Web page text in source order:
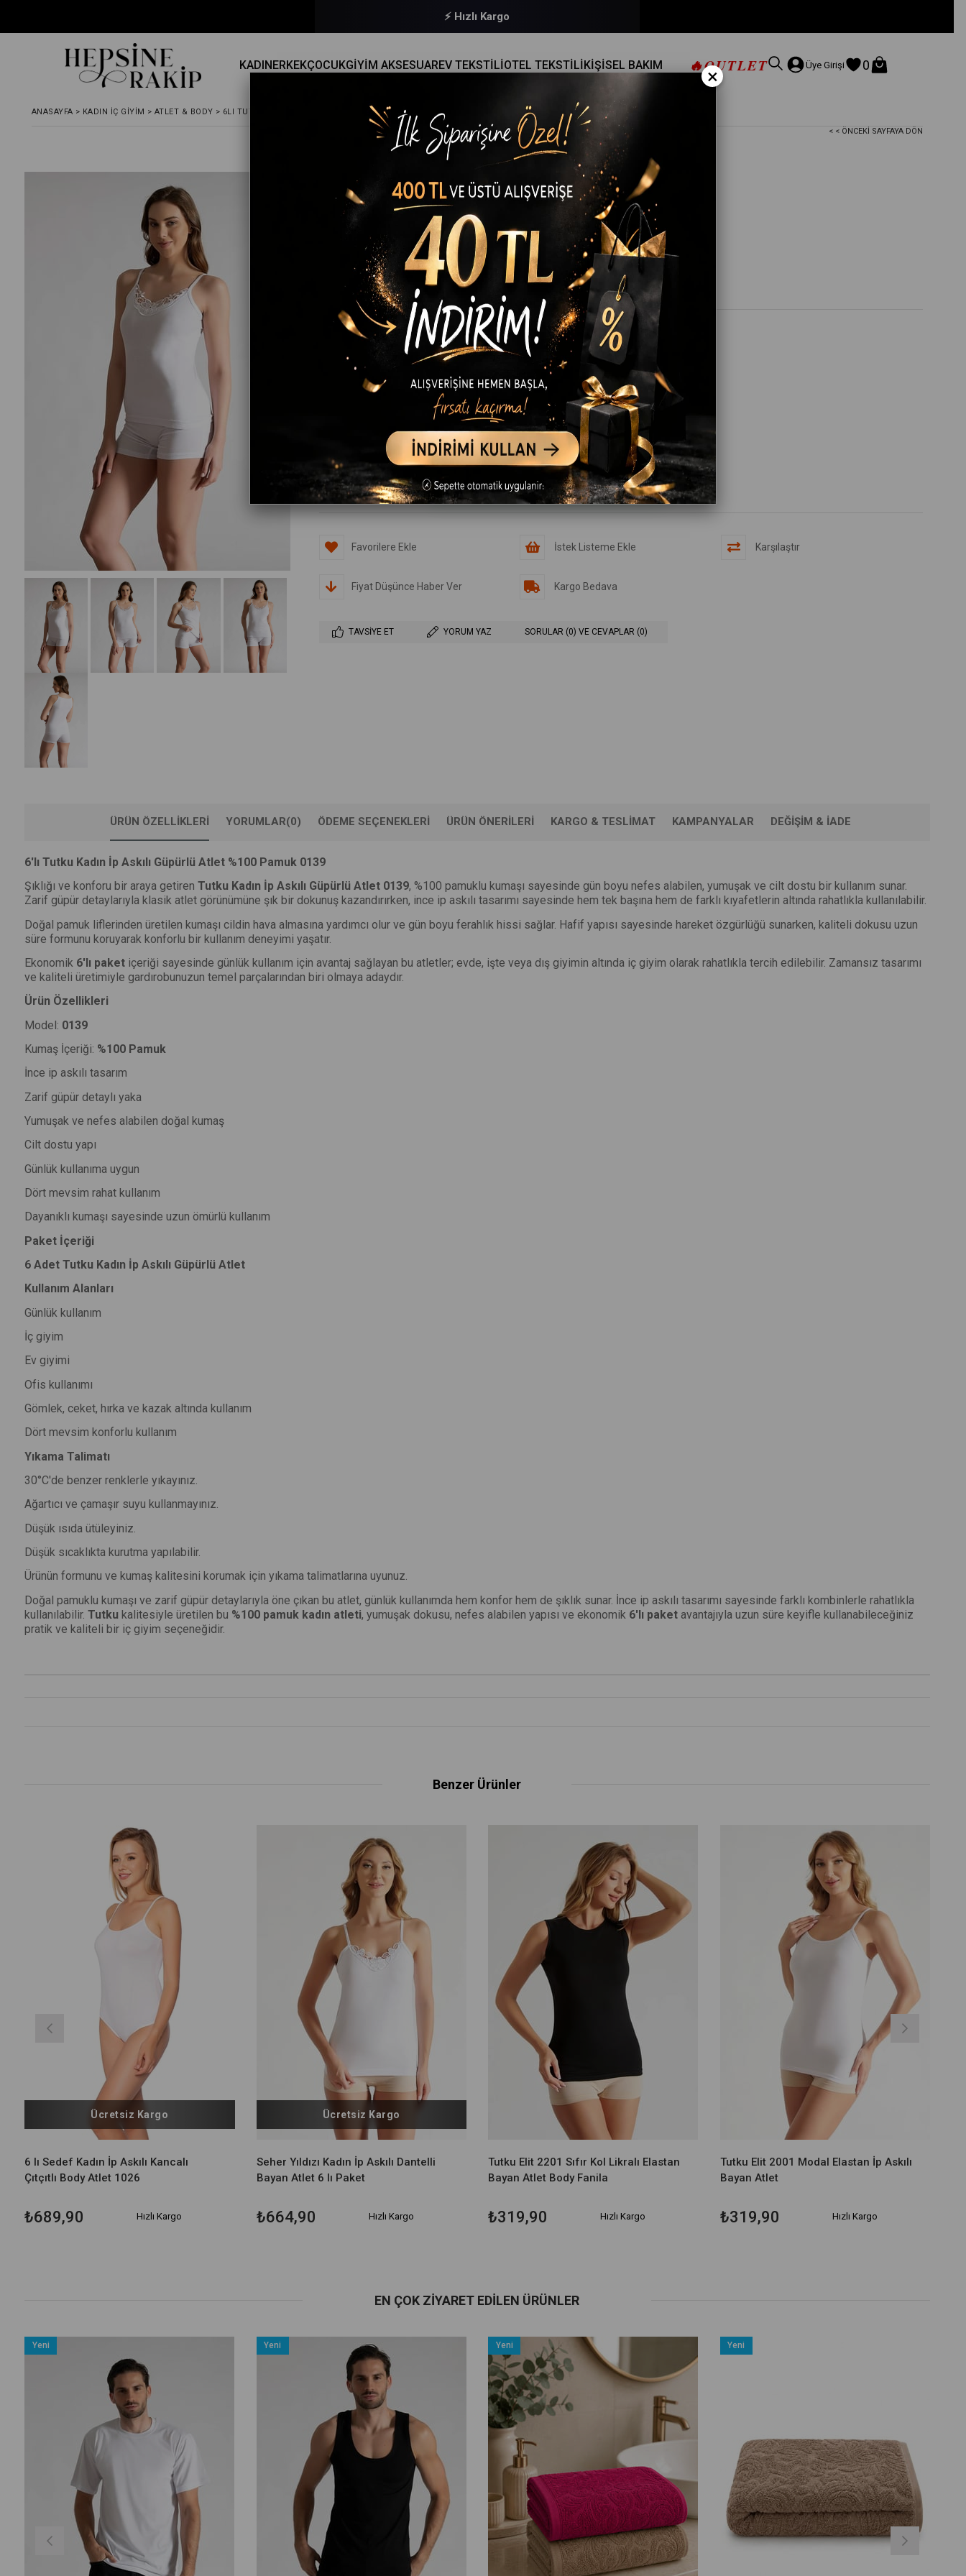
🔒 Güvenli Ödeme
KADINERKEKÇOCUKGİYİM AKSESUAREV TEKSTİLİOTEL TEKSTİLİKİŞİSEL BAKIM 🔥OUTLET Üye Girişi 0
ANASAYFA > KADIN İÇ GIYIM > ATLET & BODY > 6LI TUTKU KADIN İP ASKILI GÜPÜRLÜ ATLET PAMUKLU 0139
< < ÖNCEKI SAYFAYA DÖN
6lı Tutku Kadın İp Askılı Güpürlü Atlet Pamuklu 0139
(T42041-15679)
₺904,90 (KDV Dahil)
Beyaz
L XL XXL 3XL
Favorilere Ekle İstek Listeme Ekle Karşılaştır
Fiyat Düşünce Haber Ver Kargo Bedava
TAVSIYE ET YORUM YAZ SORULAR (0) VE CEVAPLAR (0)
ÜRÜN ÖZELLIKLERI YORUMLAR(0) ÖDEME SEÇENEKLERI ÜRÜN ÖNERILERI KARGO & TESLIMAT KAMPANYALAR DEĞIŞIM & İADE
6'lı Tutku Kadın İp Askılı Güpürlü Atlet %100 Pamuk 0139
Şıklığı ve konforu bir araya getiren Tutku Kadın İp Askılı Güpürlü Atlet 0139, %100 pamuklu kumaşı sayesinde gün boyu nefes alabilen, yumuşak ve cilt dostu bir kullanım sunar.
Zarif güpür detaylarıyla klasik atlet görünümüne şık bir dokunuş kazandırırken, ince ip askılı tasarımı sayesinde hem tek başına hem de farklı kıyafetlerin altında rahatlıkla kullanılabilir.
Doğal pamuk liflerinden üretilen kumaşı cildin hava almasına yardımcı olur ve gün boyu ferahlık hissi sağlar. Hafif yapısı sayesinde hareket özgürlüğü sunarken, kaliteli dokusu uzun
süre formunu koruyarak konforlu bir kullanım deneyimi yaşatır.
Ekonomik 6'lı paketiçeriği sayesinde günlük kullanım için avantaj sağlayan bu atletler; evde, işte veya dış giyimin altında iç giyim olarak rahatlıkla tercih edilebilir. Zamansız tasarımı
ve kaliteli üretimiyle gardırobunuzun temel parçalarından biri olmaya adaydır.
Ürün Özellikleri
Model: 0139
Kumaş İçeriği: %100 Pamuk
İnce ip askılı tasarım
Zarif güpür detaylı yaka
Yumuşak ve nefes alabilen doğal kumaş
Cilt dostu yapı
Günlük kullanıma uygun
Dört mevsim rahat kullanım
Dayanıklı kumaşı sayesinde uzun ömürlü kullanım
Paket İçeriği
6 Adet Tutku Kadın İp Askılı Güpürlü Atlet
Kullanım Alanları
Günlük kullanım
İç giyim
Ev giyimi
Ofis kullanımı
Gömlek, ceket, hırka ve kazak altında kullanım
Dört mevsim konforlu kullanım
Yıkama Talimatı
30°C'de benzer renklerle yıkayınız.
Ağartıcı ve çamaşır suyu kullanmayınız.
Düşük ısıda ütüleyiniz.
Düşük sıcaklıkta kurutma yapılabilir.
Ürünün formunu ve kumaş kalitesini korumak için yıkama talimatlarına uyunuz.
Doğal pamuklu kumaşı ve zarif güpür detaylarıyla öne çıkan bu atlet, günlük kullanımda hem konfor hem de şıklık sunar. İnce ip askılı tasarımı sayesinde farklı kombinlerle rahatlıkla
kullanılabilir. Tutku kalitesiyle üretilen bu %100 pamuk kadın atleti, yumuşak dokusu, nefes alabilen yapısı ve ekonomik 6'lı paketavantajıyla uzun süre keyifle kullanabileceğiniz
pratik ve kaliteli bir iç giyim seçeneğidir.
Benzer Ürünler
6 lı Sedef Kadın İp Askılı Kancalı
Çıtçıtlı Body Atlet 1026
₺689,90
Ücretsiz Kargo
Hızlı Kargo
Seher Yıldızı Kadın İp Askılı Dantelli
Bayan Atlet 6 lı Paket
₺664,90
Ücretsiz Kargo
Hızlı Kargo
Tutku Elit 2201 Sıfır Kol Likralı Elastan
Bayan Atlet Body Fanila
₺319,90 Hızlı Kargo
Tutku Elit 2001 Modal Elastan İp Askılı
Bayan Atlet
₺319,90 Hızlı Kargo
EN ÇOK ZIYARET EDILEN ÜRÜNLER
Yeni
Yeni
Yeni
Ürün
Yeni
×